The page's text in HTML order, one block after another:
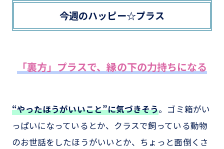
今週のハッピー☆プラス
「裏方」プラスで、縁の下の力持ちになる
“やったほうがいいこと”に気づきそう。ゴミ箱がい
っぱいになっているとか、クラスで飼っている動物
のお世話をしたほうがいいとか、ちょっと面倒くさ